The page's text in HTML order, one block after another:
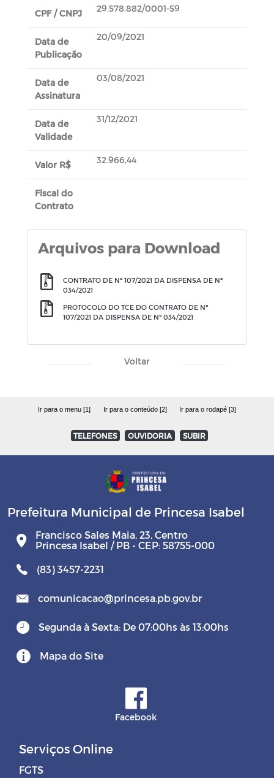
CPF / CNPJ 29.578.882/0001-59
Data de
Publicação
20/09/2021
Data de
Assinatura
03/08/2021
Data de
Validade
31/12/2021
Valor R$ 32.966,44
Fiscal do
Contrato
Arquivos para Download
CONTRATO DE Nº 107/2021 DA DISPENSA DE Nº
034/2021
PROTOCOLO DO TCE DO CONTRATO DE Nº
107/2021 DA DISPENSA DE Nº 034/2021
Voltar
Ir para o menu [1] Ir para o conteúdo [2] Ir para o rodapé [3]
TELEFONES OUVIDORIA SUBIR
Prefeitura Municipal de Princesa Isabel
Francisco Sales Maia, 23, Centro
Princesa Isabel / PB - CEP: 58755-000
(83) 3457-2231
comunicacao@princesa.pb.gov.br
Segunda à Sexta: De 07:00hs às 13:00hs
Mapa do Site
Facebook
Serviços Online
FGTS